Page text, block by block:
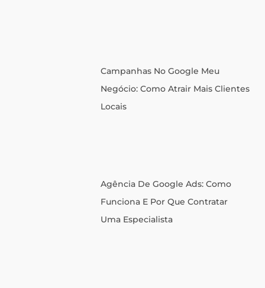
Campanhas No Google Meu
Negócio: Como Atrair Mais Clientes
Locais
Agência De Google Ads: Como
Funciona E Por Que Contratar
Uma Especialista